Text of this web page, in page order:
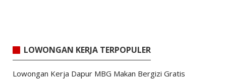
LOWONGAN KERJA TERPOPULER
Lowongan Kerja Dapur MBG Makan Bergizi Gratis